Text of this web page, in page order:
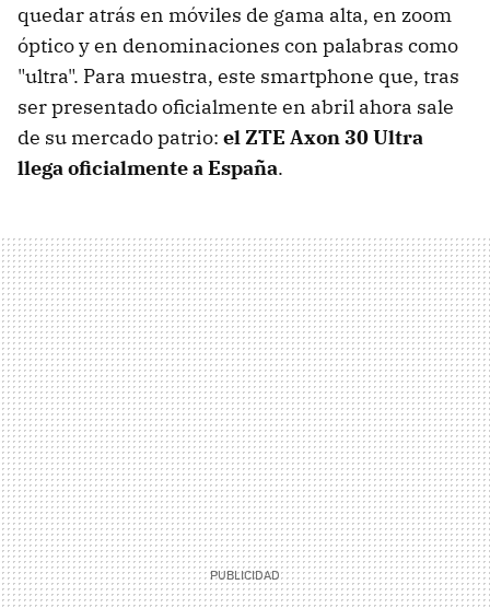
quedar atrás en móviles de gama alta, en zoom
óptico y en denominaciones con palabras como
"ultra". Para muestra, este smartphone que, tras
ser presentado oficialmente en abril ahora sale
de su mercado patrio: el ZTE Axon 30 Ultra
llega oficialmente a España.